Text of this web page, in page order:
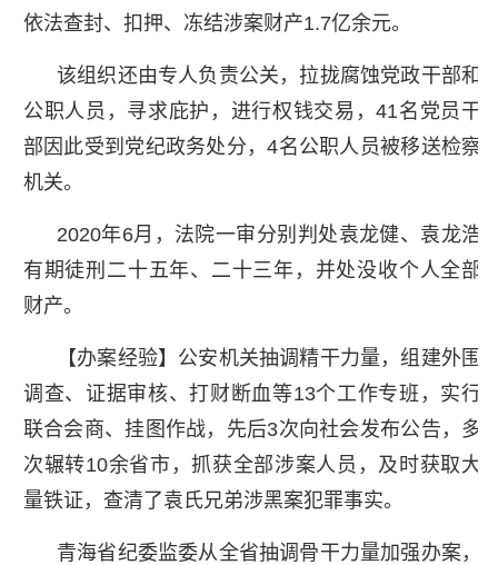
依法查封、扣押、冻结涉案财产1.7亿余元。
该组织还由专人负责公关，拉拢腐蚀党政干部和
公职人员，寻求庇护，进行权钱交易，41名党员干
部因此受到党纪政务处分，4名公职人员被移送检察
机关。
2020年6月，法院一审分别判处袁龙健、袁龙浩
有期徒刑二十五年、二十三年，并处没收个人全部
财产。
【办案经验】公安机关抽调精干力量，组建外围
调查、证据审核、打财断血等13个工作专班，实行
联合会商、挂图作战，先后3次向社会发布公告，多
次辗转10余省市，抓获全部涉案人员，及时获取大
量铁证，查清了袁氏兄弟涉黑案犯罪事实。
青海省纪委监委从全省抽调骨干力量加强办案，